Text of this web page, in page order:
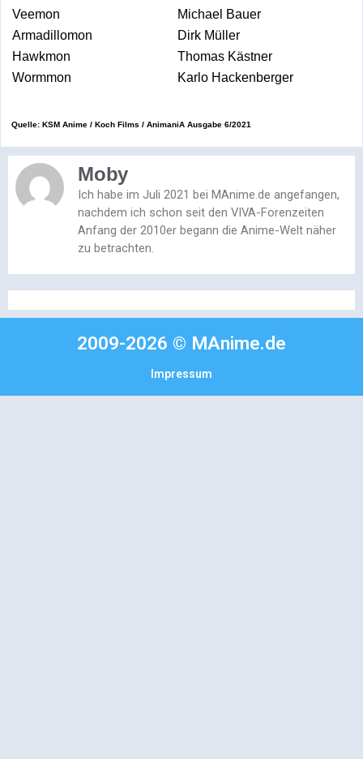
Veemon
Michael Bauer
Armadillomon
Dirk Müller
Hawkmon
Thomas Kästner
Wormmon
Karlo Hackenberger
Quelle: KSM Anime / Koch Films / AnimaniA Ausgabe 6/2021
Moby
Ich habe im Juli 2021 bei MAnime.de angefangen,
nachdem ich schon seit den VIVA-Forenzeiten
Anfang der 2010er begann die Anime-Welt näher
zu betrachten.
2009-2026 © MAnime.de
Impressum